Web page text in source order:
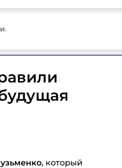
, который